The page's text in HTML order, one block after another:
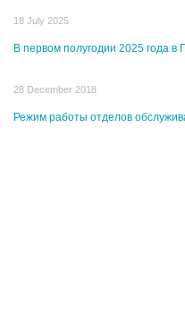
18 July 2025
В первом полугодии 2025 года в
28 December 2018
Режим работы отделов